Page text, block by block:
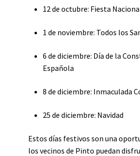
12 de octubre: Fiesta
1 de noviembre: Todos los
6 de diciembre: Día de la
Española
8 de diciembre: Inmaculada
25 de diciembre: Navidad
Estos días festivos son una
los vecinos de Pinto puedan